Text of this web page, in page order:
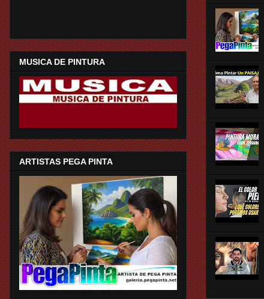
MUSICA DE PINTURA
ARTISTAS PEGA PINTA